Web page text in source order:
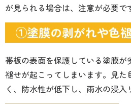
が見られる場合は、注意が必要で
①塗膜の剥がれや色
帯板の表面を保護している塗膜
褪せが起こってしまいます。見た
く、防水性が低下し、雨水の浸入